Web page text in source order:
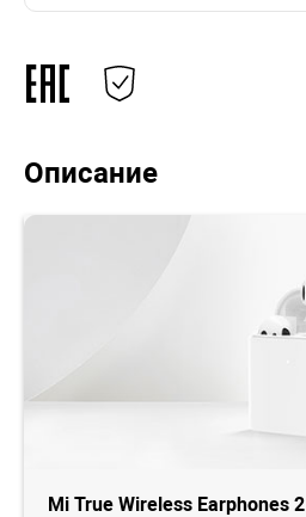
Описание
Mi True Wireless Earphones 2